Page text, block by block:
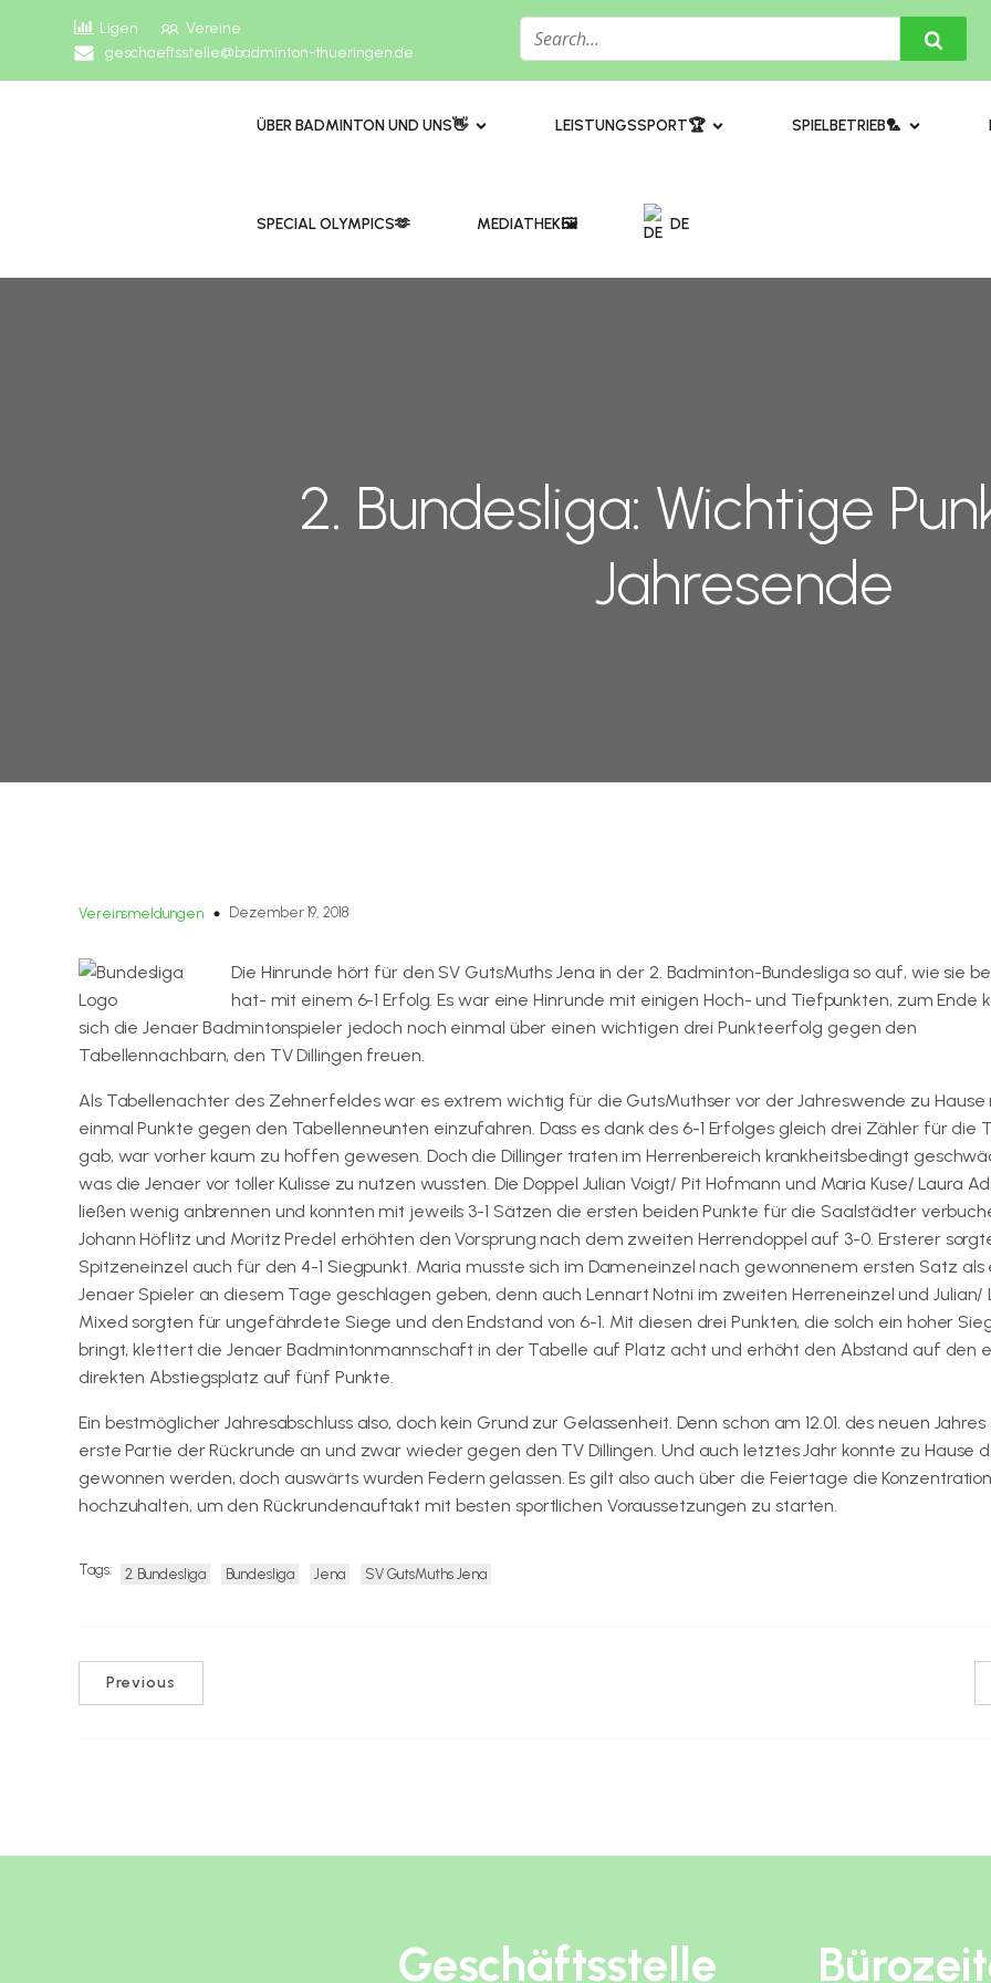
Ligen
Vereine
geschaeftsstelle@badminton-thueringen.de
ÜBER BADMINTON UND UNS👋 ​LEISTUNGSSPORT🏆 SPIELBETRIEB🏸
​​SPECIAL OLYMPICS🫶 MEDIATHEK🖼️​ DE
2. Bundesliga: Wichtige
Jahresende
Vereinsmeldungen Dezember 19, 2018
Die Hinrunde hört für den SV GutsMuths Jena in der 2. Badminton-Bundesliga so auf, wie sie
hat- mit einem 6-1 Erfolg. Es war eine Hinrunde mit einigen Hoch- und Tiefpunkten, zum Ende
sich die Jenaer Badmintonspieler jedoch noch einmal über einen wichtigen drei Punkteerfolg gegen den
Tabellennachbarn, den TV Dillingen freuen.
Als Tabellenachter des Zehnerfeldes war es extrem wichtig für die GutsMuthser vor der Jahreswende zu Hause
einmal Punkte gegen den Tabellenneunten einzufahren. Dass es dank des 6-1 Erfolges gleich drei Zähler für die
gab, war vorher kaum zu hoffen gewesen. Doch die Dillinger traten im Herrenbereich krankheitsbedingt
was die Jenaer vor toller Kulisse zu nutzen wussten. Die Doppel Julian Voigt/ Pit Hofmann und Maria Kuse/ Laura
ließen wenig anbrennen und konnten mit jeweils 3-1 Sätzen die ersten beiden Punkte für die Saalstädter
Johann Höflitz und Moritz Predel erhöhten den Vorsprung nach dem zweiten Herrendoppel auf 3-0. Ersterer
Spitzeneinzel auch für den 4-1 Siegpunkt. Maria musste sich im Dameneinzel nach gewonnenem ersten Satz als
Jenaer Spieler an diesem Tage geschlagen geben, denn auch Lennart Notni im zweiten Herreneinzel und Julian/
Mixed sorgten für ungefährdete Siege und den Endstand von 6-1. Mit diesen drei Punkten, die solch ein hoher
bringt, klettert die Jenaer Badmintonmannschaft in der Tabelle auf Platz acht und erhöht den Abstand auf den
direkten Abstiegsplatz auf fünf Punkte.
Ein bestmöglicher Jahresabschluss also, doch kein Grund zur Gelassenheit. Denn schon am 12.01. des neuen
erste Partie der Rückrunde an und zwar wieder gegen den TV Dillingen. Und auch letztes Jahr konnte zu Hause
gewonnen werden, doch auswärts wurden Federn gelassen. Es gilt also auch über die Feiertage die Konzentration
hochzuhalten, um den Rückrundenauftakt mit besten sportlichen Voraussetzungen zu starten.
Tags: 2. Bundesliga Bundesliga Jena SV GutsMuths Jena
Previous
Geschäftsstelle